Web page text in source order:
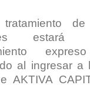
estará
al ingresar a
AKTIVA